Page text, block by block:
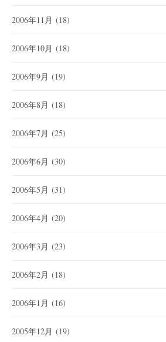
2006年11月 (18)
2006年10月 (18)
2006年9月 (19)
2006年8月 (18)
2006年7月 (25)
2006年6月 (30)
2006年5月 (31)
2006年4月 (20)
2006年3月 (23)
2006年2月 (18)
2006年1月 (16)
2005年12月 (19)